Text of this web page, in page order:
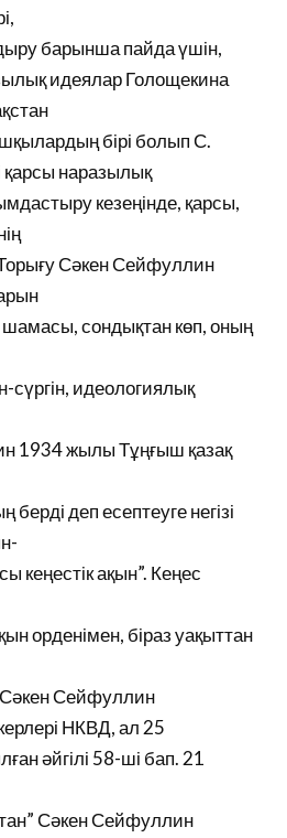
барынша пайда үшін,
идеялар Голощекина
бірі болып С.
қарсы наразылық
кезеңінде, қарсы,
Сәкен Сейфуллин
сондықтан көп, оның
идеологиялық
1934 жылы Тұңғыш қазақ
деп есептеуге негізі
кеңестік ақын”. Кеңес
орденімен, біраз уақыттан
Сейфуллин
НКВД, ал 25
әйгілі 58-ші бап. 21
Сәкен Сейфуллин